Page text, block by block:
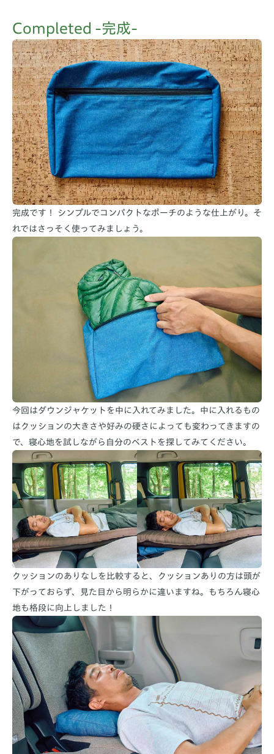
Completed -完成-
完成です！ シンプルでコンパクトなポーチのような仕上がり。そ
れではさっそく使ってみましょう。
今回はダウンジャケットを中に入れてみました。中に入れるもの
はクッションの大きさや好みの硬さによっても変わってきますの
で、寝心地を試しながら自分のベストを探してみてください。
クッションのありなしを比較すると、クッションありの方は頭が
下がっておらず、見た目から明らかに違いますね。もちろん寝心
地も格段に向上しました！